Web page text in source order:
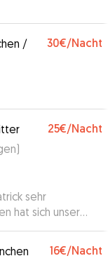
/
30€/Nacht
25€/Nacht
)
sehr
hat sich unser
sofort wohl und
:) War
für unseren
16€/Nacht